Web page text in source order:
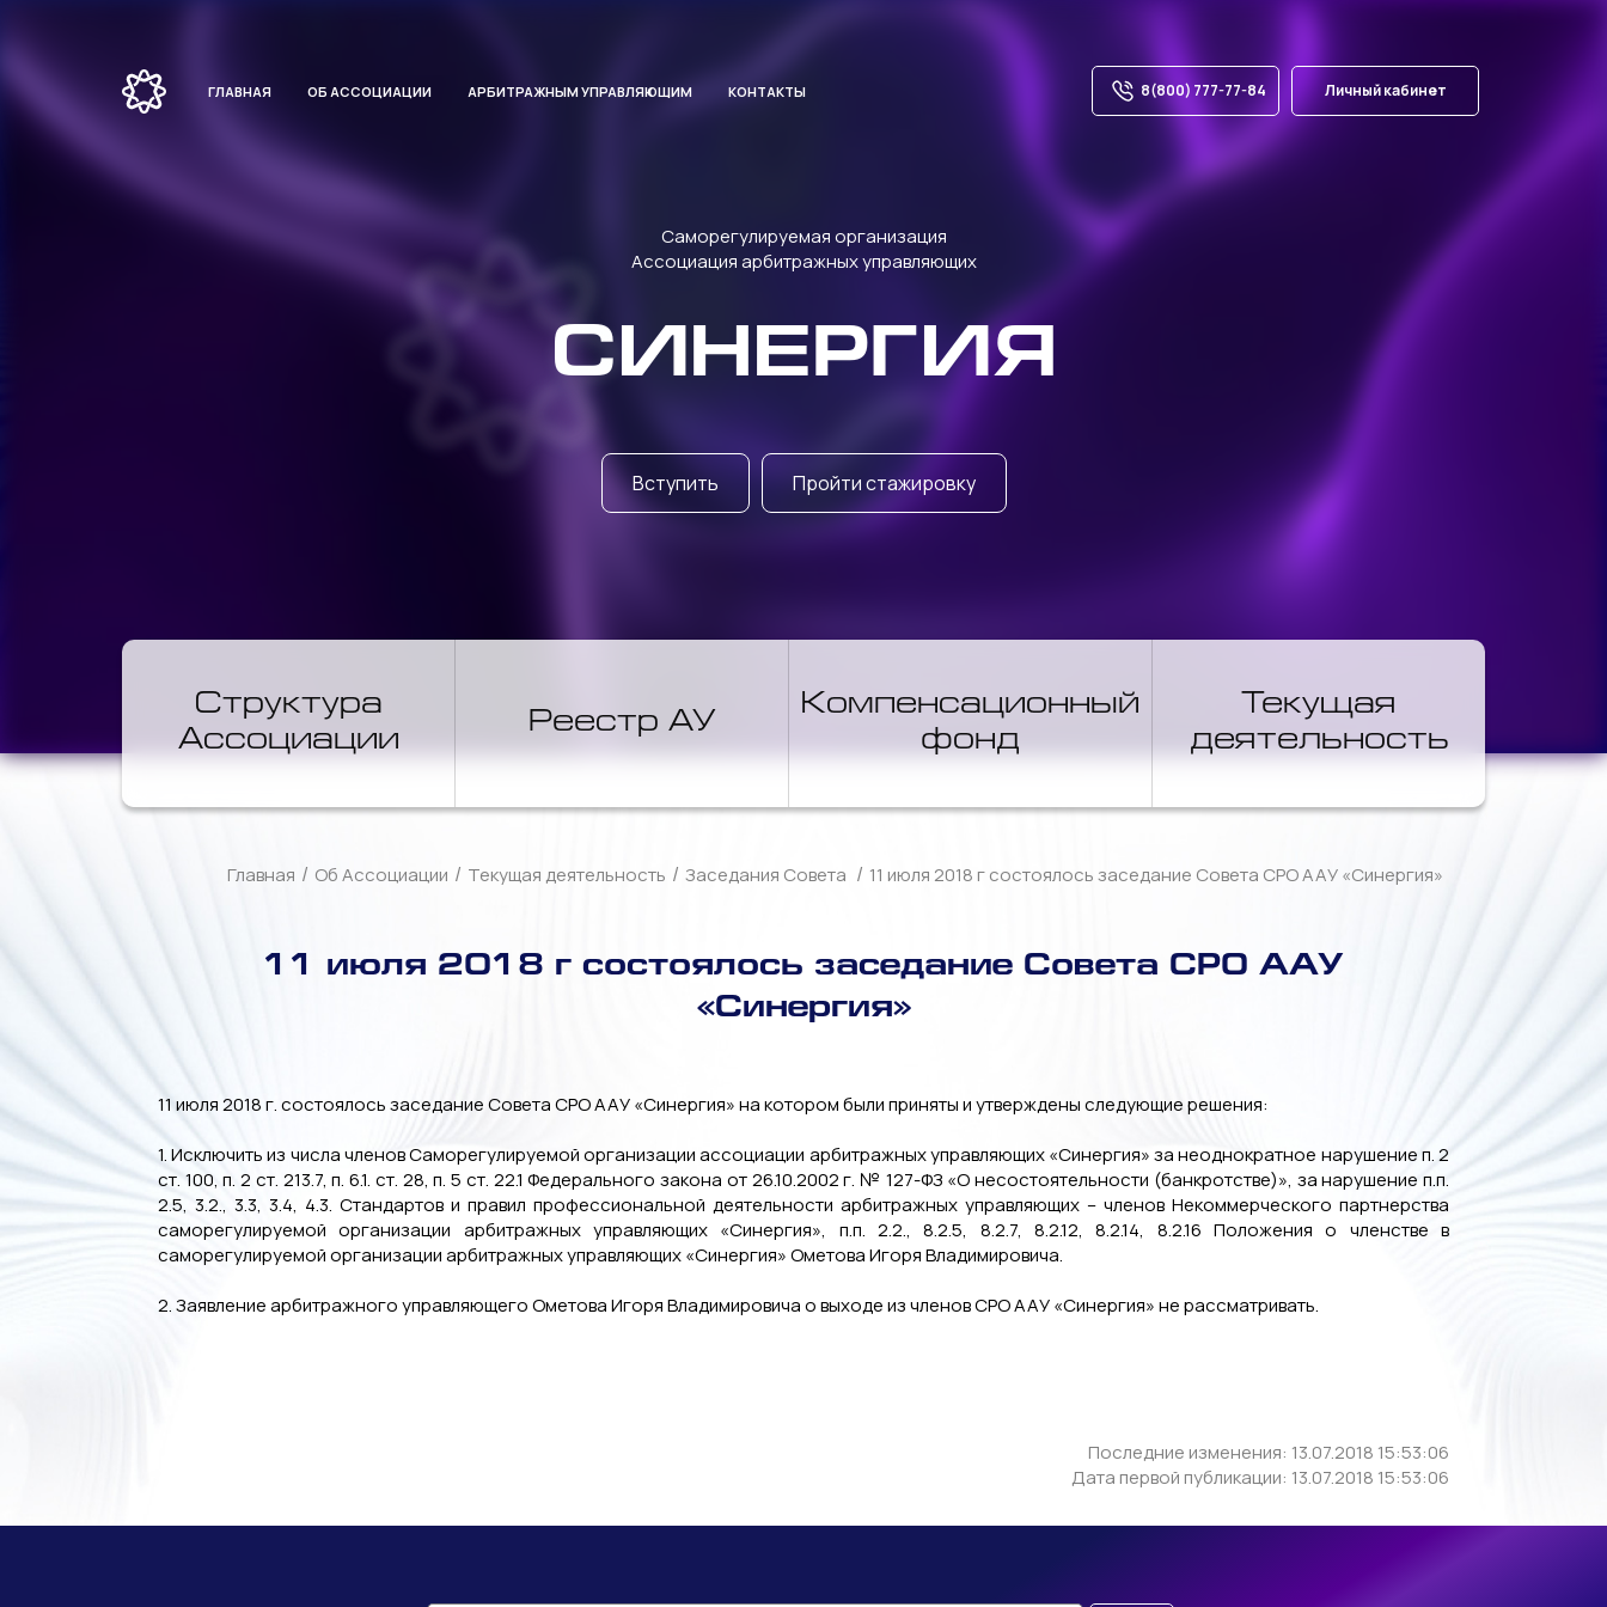
ГЛАВНАЯ ОБ АССОЦИАЦИИ АРБИТРАЖНЫМ УПРАВЛЯЮЩИМ КОНТАКТЫ 8(800) 777-77-84 Личный кабинет
Саморегулируемая организация
Ассоциация арбитражных управляющих
СИНЕРГИЯ
Вступить Пройти стажировку
Структура
Ассоциации
Реестр АУ
Компенсационный
фонд
Текущая
деятельность
Главная / Об Ассоциации / Текущая деятельность / Заседания Совета / 11 июля 2018 г состоялось заседание Совета СРО ААУ «Синергия»
11 июля 2018 г состоялось заседание Совета СРО ААУ
«Синергия»
11 июля 2018 г. состоялось заседание Совета СРО ААУ «Синергия» на котором были приняты и утверждены следующие решения:
1. Исключить из числа членов Саморегулируемой организации ассоциации арбитражных управляющих «Синергия» за неоднократное нарушение п. 2
ст. 100, п. 2 ст. 213.7, п. 6.1. ст. 28, п. 5 ст. 22.1 Федерального закона от 26.10.2002 г. № 127-ФЗ «О несостоятельности (банкротстве)», за нарушение п.п.
2.5, 3.2., 3.3, 3.4, 4.3. Стандартов и правил профессиональной деятельности арбитражных управляющих – членов Некоммерческого партнерства
саморегулируемой организации арбитражных управляющих «Синергия», п.п. 2.2., 8.2.5, 8.2.7, 8.2.12, 8.2.14, 8.2.16 Положения о членстве в
саморегулируемой организации арбитражных управляющих «Синергия» Ометова Игоря Владимировича.
2. Заявление арбитражного управляющего Ометова Игоря Владимировича о выходе из членов СРО ААУ «Синергия» не рассматривать.
Последние изменения: 13.07.2018 15:53:06
Дата первой публикации: 13.07.2018 15:53:06